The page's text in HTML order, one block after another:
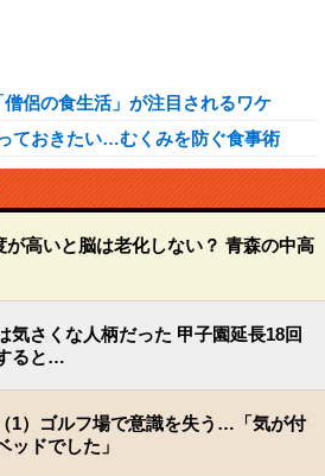
侶の食生活」が注目されるワケ
ておきたい…むくみを防ぐ食事術
が高いと脳は老化しない？ 青森の中高
気さくな人柄だった 甲子園延長18回
ると…
1）ゴルフ場で意識を失う…「気が付
ッドでした」